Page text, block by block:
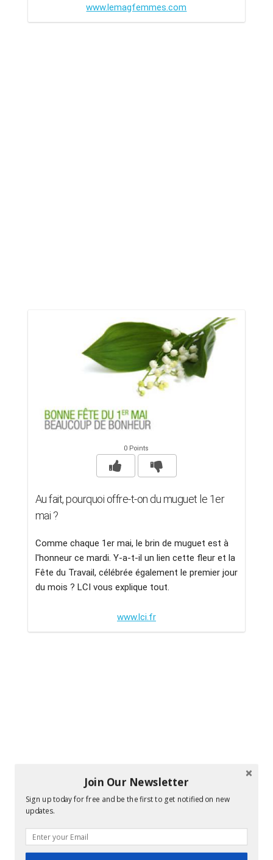
www.lemagfemmes.com
0 Points
Au fait, pourquoi offre-t-on du muguet le 1er
mai ?
Comme chaque 1er mai, le brin de muguet est à
l'honneur ce mardi. Y-a-t-il un lien cette fleur et la
Fête du Travail, célébrée également le premier jour
du mois ? LCI vous explique tout.
www.lci.fr
Join Our Newsletter
Sign up today for free and be the first to get notified on new
updates.